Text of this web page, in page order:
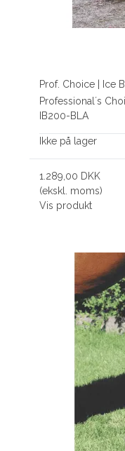
Prof. Choice | Ice
Professional´s
IB200-BLA
Ikke på lager
1.289,00 DKK
(ekskl. moms)
Vis produkt